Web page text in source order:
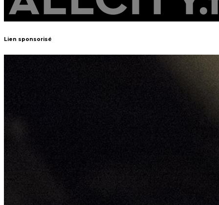
Lien sponsorisé